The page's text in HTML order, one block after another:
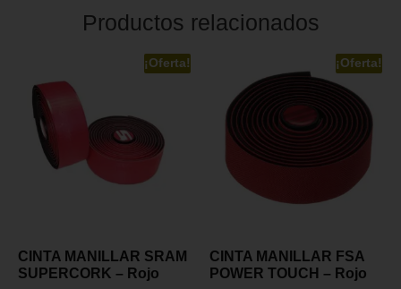
Productos relacionados
¡Oferta!
CINTA MANILLAR SRAM
SUPERCORK – Rojo
¡Oferta!
CINTA MANILLAR FSA
POWER TOUCH – Rojo